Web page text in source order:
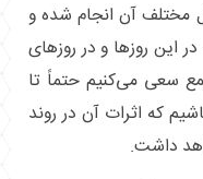
مختلف آن انجام شده و
این روز‌ها و در روز‌های
سعی می‌کنیم حتماً تا
که اثرات آن در روند
داشت.